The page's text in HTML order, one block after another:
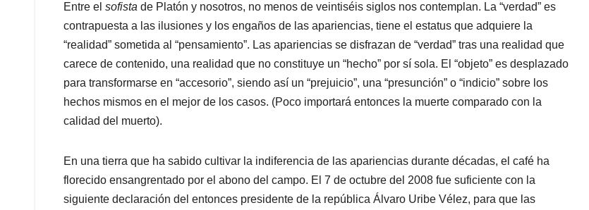
Entre el sofista de Platón y nosotros, no menos de veintiséis siglos nos contemplan. La “verdad” es
contrapuesta a las ilusiones y los engaños de las apariencias, tiene el estatus que adquiere la
“realidad” sometida al “pensamiento”. Las apariencias se disfrazan de “verdad” tras una realidad que
carece de contenido, una realidad que no constituye un “hecho” por sí sola. El “objeto” es desplazado
para transformarse en “accesorio”, siendo así un “prejuicio”, una “presunción” o “indicio” sobre los
hechos mismos en el mejor de los casos. (Poco importará entonces la muerte comparado con la
calidad del muerto).
En una tierra que ha sabido cultivar la indiferencia de las apariencias durante décadas, el café ha
florecido ensangrentado por el abono del campo. El 7 de octubre del 2008 fue suficiente con la
siguiente declaración del entonces presidente de la república Álvaro Uribe Vélez, para que las